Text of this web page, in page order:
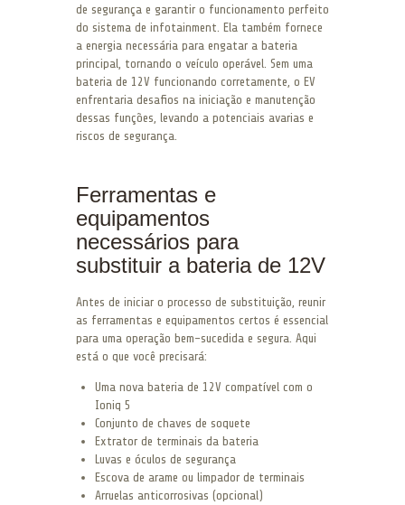
de segurança e garantir o funcionamento perfeito
do sistema de infotainment. Ela também fornece
a energia necessária para engatar a bateria
principal, tornando o veículo operável. Sem uma
bateria de 12V funcionando corretamente, o EV
enfrentaria desafios na iniciação e manutenção
dessas funções, levando a potenciais avarias e
riscos de segurança.
Ferramentas e
equipamentos
necessários para
substituir a bateria de 12V
Antes de iniciar o processo de substituição, reunir
as ferramentas e equipamentos certos é essencial
para uma operação bem-sucedida e segura. Aqui
está o que você precisará:
Uma nova bateria de 12V compatível com o
Ioniq 5
Conjunto de chaves de soquete
Extrator de terminais da bateria
Luvas e óculos de segurança
Escova de arame ou limpador de terminais
Arruelas anticorrosivas (opcional)